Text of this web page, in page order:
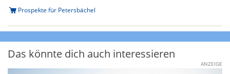
Prospekte für Petersbächel
Das könnte dich auch interessieren
ANZEIGE